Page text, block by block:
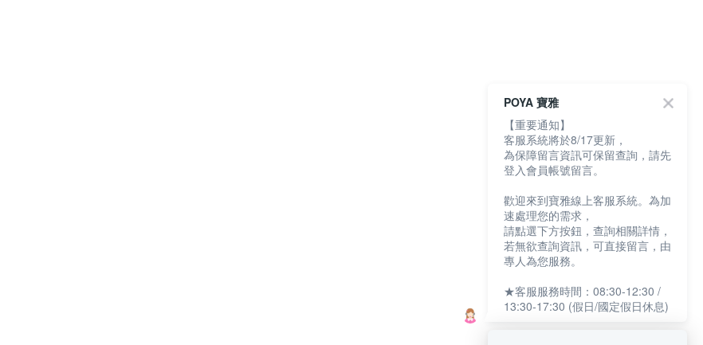
POYA 寶雅
【重要通知】
客服系統將於8/17更新，
為保障留言資訊可保留查詢，請先
登入會員帳號留言。
歡迎來到寶雅線上客服系統。為加
速處理您的需求，
請點選下方按鈕，查詢相關詳情，
若無欲查詢資訊，可直接留言，由
專人為您服務。
★客服服務時間：08:30-12:30 /
13:30-17:30 (假日/國定假日休息)